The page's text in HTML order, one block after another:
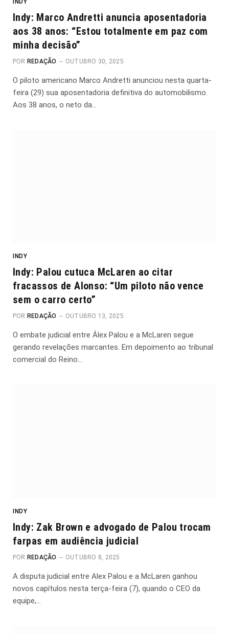
Indy: Marco Andretti anuncia aposentadoria
aos 38 anos: “Estou totalmente em paz com
minha decisão”
POR REDAÇÃO OUTUBRO 30, 2025
O piloto americano Marco Andretti anunciou nesta quarta-
feira (29) sua aposentadoria definitiva do automobilismo.
Aos 38 anos, o neto da…
INDY
Indy: Palou cutuca McLaren ao citar
fracassos de Alonso: “Um piloto não vence
sem o carro certo”
POR REDAÇÃO OUTUBRO 13, 2025
O embate judicial entre Álex Palou e a McLaren segue
gerando revelações marcantes. Em depoimento ao tribunal
comercial do Reino…
INDY
Indy: Zak Brown e advogado de Palou trocam
farpas em audiência judicial
POR REDAÇÃO OUTUBRO 8, 2025
A disputa judicial entre Alex Palou e a McLaren ganhou
novos capítulos nesta terça-feira (7), quando o CEO da
equipe,…